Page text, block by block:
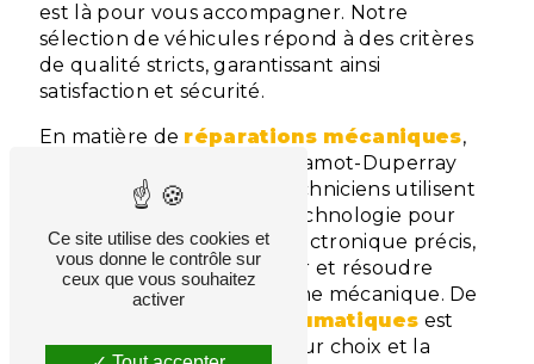
est là pour vous accompagner. Notre
sélection de véhicules répond à des critères
de qualité stricts, garantissant ainsi
satisfaction et sécurité.
En matière de réparations mécaniques,
Garage du Salève - SAS Chamot-Duperray
excelle également. Nos techniciens utilisent
du matériel de dernière technologie pour
effectuer un diagnostic électronique précis,
indispensable pour déceler et résoudre
efficacement tout problème mécanique. De
pneumatiques est
conçu pour offrir le meilleur choix et la
Ce site utilise des cookies et
vous donne le contrôle sur
ceux que vous souhaitez
activer